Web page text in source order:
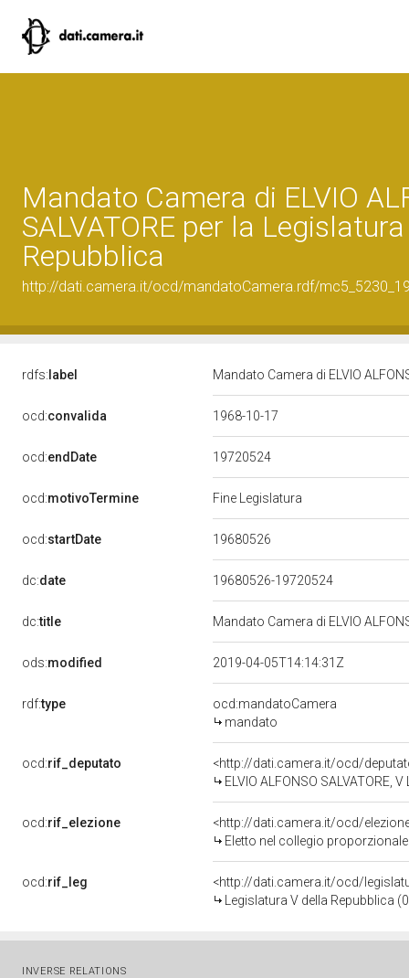
Mandato Camera di ELVIO
SALVATORE per la
Repubblica
http://dati.camera.it/ocd/mandatoCamera.rdf/
rdfs: label Mandato Camera di ELVIO
ocd:convalida 1968-10-17
ocd:endDate 19720524
ocd:motivoTermine Fine Legislatura
ocd:startDate 19680526
dc:date 19680526-19720524
dc:title Mandato Camera di ELVIO
ods:modified 2019-04-05T14:14:31Z
rdf:type
ocd:mandatoCamera
mandato
ocd:rif_deputato
<http://dati.camera.it/ocd/
ELVIO ALFONSO SALVATORE,
ocd:rif_elezione
<http://dati.camera.it/ocd/
Eletto nel collegio
ocd:rif_leg
<http://dati.camera.it/ocd/
Legislatura V della Repubblica
INVERSE RELATIONS